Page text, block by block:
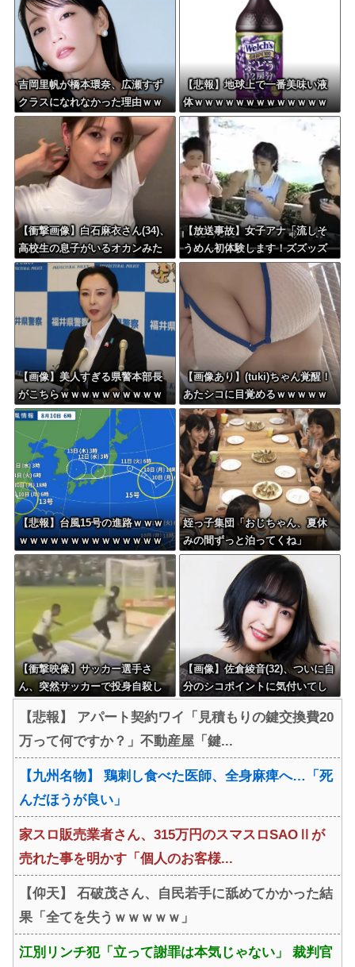
吉岡里帆が橋本環奈、広瀬すず
クラスになれなかった理由ｗｗ
ｗｗｗｗ
【悲報】地球上で一番美味い液
体ｗｗｗｗｗｗｗｗｗｗｗｗｗ
ｗｗｗｗｗｗｗｗｗｗｗｗｗｗ
ｗｗｗｗｗｗ
【衝撃画像】白石麻衣さん(34)、
高校生の息子がいるオカンみた
いになってしまう・・・
【放送事故】女子アナ「流しそ
うめん初体験します！ズズッズ
ッ…ズッ………ゲホォッ！」
【画像】美人すぎる県警本部長
がこちらｗｗｗｗｗｗｗｗｗｗ
【画像あり】(tuki)ちゃん覚醒！
あたシコに目覚めるｗｗｗｗｗ
ｗｗｗ
【悲報】台風15号の進路ｗｗｗ
ｗｗｗｗｗｗｗｗｗｗｗｗｗｗ
姪っ子集団「おじちゃん、夏休
みの間ずっと泊ってくね」
【衝撃映像】サッカー選手さ
ん、突然サッカーで投身自殺し
【画像】佐倉綾音(32)、ついに自
分のシコポイントに気付いてし
【悲報】 アパート契約ワイ「見積もりの鍵交換費20
万って何ですか？」不動産屋「鍵...
【九州名物】 鶏刺し食べた医師、全身麻痺へ…「死
んだほうが良い」
家スロ販売業者さん、315万円のスマスロSAOⅡが
売れた事を明かす「個人のお客様...
【仰天】 石破茂さん、自民若手に舐めてかかった結
果「全てを失うｗｗｗｗｗ」
江別リンチ犯「立って謝罪は本気じゃない」 裁判官